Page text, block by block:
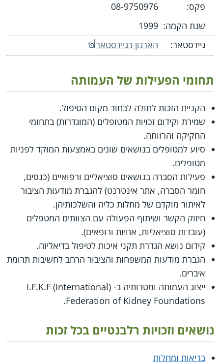
פקס:
08-9750976
שנת הקמה: 1999
גיידסטאר:
הארגון בגיידסטאר
תחומי הפעילות של העמותה
הקניית הזכות לחולה לבחור מקום הטיפול.
שמירת וקידום זכויות המטופלים (המוגדרות) בתחומי
החקיקה והרווחה.
סיוע למטופלים בנושאים שונים באמצעות המוקד לפניות
מטופלים.
פעילות הסברה בנושאים סוציאליים ורפואיים (כנסים,
חומר הסברה, אתר אינטרנט) להגברת מודעות הציבור
לאיתור מוקדם של מחלות כליה והשלכותיהן.
חיזוק הקשר ושיתוף הפעולה עם הצוותים המטפלים
(עובדות סוציאליות, אחיות ורופאים).
קידום נושא הגדרת תקני איכות לטיפול בדיאליזה.
הגברת מודעות המשפחות והציבור הרחב לחשיבות תרומת
איברים.
ייצוג העמותה ומטרותיה ב- (I.F.K.F (International
Federation of Kidney Foundations.
נושאים וזכויות רלבנטיים בכל זכות
בריאות ומחלות